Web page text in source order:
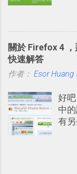
從
立
後
因
甚
正
介
大
議
學
「
關於 Firefox 4
快速解答
作者： Esor Huang
好
中
有
導